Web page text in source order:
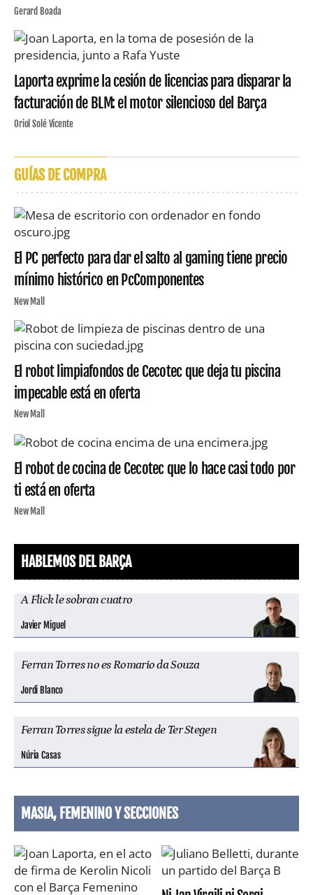
Gerard Boada
Laporta exprime la cesión de licencias para disparar la
facturación de BLM: el motor silencioso del Barça
Oriol Solé Vicente
GUÍAS DE COMPRA
El PC perfecto para dar el salto al gaming tiene precio
mínimo histórico en PcComponentes
New Mall
El robot limpiafondos de Cecotec que deja tu piscina
impecable está en oferta
New Mall
El robot de cocina de Cecotec que lo hace casi todo por
ti está en oferta
New Mall
HABLEMOS DEL BARÇA
A Flick le sobran cuatro
Javier Miguel
Ferran Torres no es Romario da Souza
Jordi Blanco
Ferran Torres sigue la estela de Ter Stegen
Núria Casas
MASIA, FEMENINO Y SECCIONES